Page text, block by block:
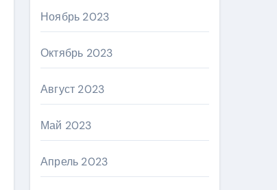
Ноябрь 2023
Октябрь 2023
Август 2023
Май 2023
Апрель 2023